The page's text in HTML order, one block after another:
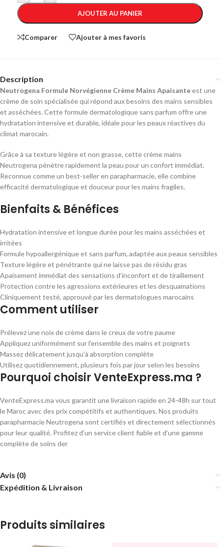
AJOUTER AU PANIER
Comparer Ajouter à mes favoris
Description
Neutrogena Formule Norvégienne Crème Mains Apaisanteest une
crème de soin spécialisée qui répond aux besoins des mains sensibles
et asséchées. Cette formule dermatologique sans parfum offre une
hydratation intensive et durable, idéale pour les peaux réactives du
climat marocain.
Grâce à sa texture légère et non grasse, cette crème mains
Neutrogena pénètre rapidement la peau pour un confort immédiat.
Reconnue comme un best-seller en parapharmacie, elle combine
efficacité dermatologique et douceur pour les mains fragiles.
Bienfaits & Bénéfices
Hydratation intensive et longue durée pour les mains asséchées et
irritées
Formule hypoallergénique et sans parfum, adaptée aux peaux sensibles
Texture légère et pénétrante qui ne laisse pas de résidu gras
Apaisement immédiat des sensations d’inconfort et de tiraillement
Protection contre les agressions extérieures et les desquamations
Cliniquement testé, approuvé par les dermatologues marocains
Comment utiliser
Prélevez une noix de crème dans le creux de votre paume
Appliquez uniformément sur l’ensemble des mains et poignets
Massez délicatement jusqu’à absorption complète
Utilisez quotidiennement, plusieurs fois par jour selon les besoins
Pourquoi choisir VenteExpress.ma ?
VenteExpress.ma vous garantit une livraison rapide en 24-48h sur tout
le Maroc avec des prix compétitifs et authentiques. Nos produits
parapharmacie Neutrogena sont certifiés et directement sélectionnés
pour leur qualité. Profitez d’un service client fiable et d’une gamme
complète de soins der
Avis (0)
Expédition & Livraison
Produits similaires